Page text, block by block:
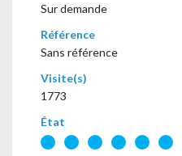
Sur demande
Référence
Sans référence
Visite(s)
1773
État